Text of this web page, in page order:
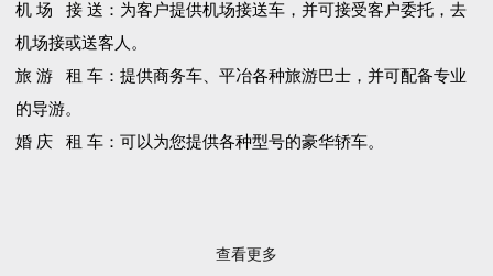
机 场 接 送：为客户提供机场接送车，并可接受客户委托，去
机场接或送客人。
旅 游 租 车：提供商务车、平冶各种旅游巴士，并可配备专业
的导游。
婚 庆 租 车：可以为您提供各种型号的豪华轿车。
查看更多